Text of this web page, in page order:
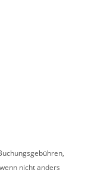
nicht anders